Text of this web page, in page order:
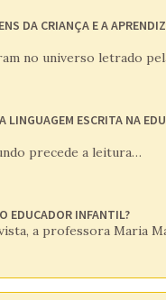
DA CRIANÇA E A
no universo letrado
LINGUAGEM ESCRITA NA
precede a leitura…
EDUCADOR INFANTIL?
a professora Maria